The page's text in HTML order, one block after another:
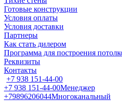
Готовые конструкции
Условия оплаты
Условия доставки
Партнеры
Как стать дилером
Программа для построения
Реквизиты
Контакты
+7 938 151-44-00
+7 938 151-44-00Менеджер
+79896206044Многоканальный